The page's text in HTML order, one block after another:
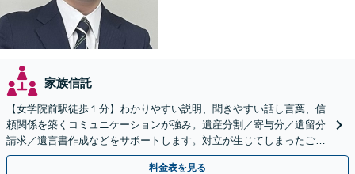
家族信託
【女学院前駅徒歩１分】わかりやすい説明、聞きやすい話し言葉、信
頼関係を築くコミュニケーションが強み。遺産分割／寄与分／遺留分
請求／遺言書作成などをサポートします。対立が生じてしまったご家
族間の感情にも丁寧に配慮いたします。
料金表を見る